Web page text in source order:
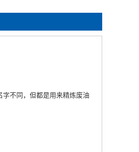
不同，但都是用来精炼废油